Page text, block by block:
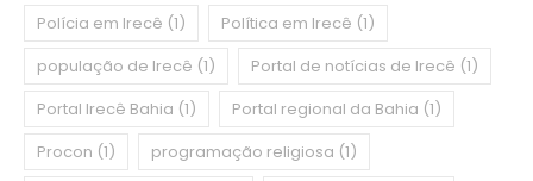
Polícia em Irecê (1) Política em Irecê (1)
população de Irecê (1) Portal de notícias de Irecê (1)
Portal Irecê Bahia (1) Portal regional da Bahia (1)
Procon (1) programação religiosa (1)